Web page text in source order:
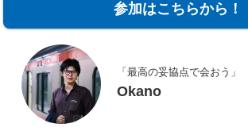
参加はこちらから！
「最高の妥協点で会おう」
Okano